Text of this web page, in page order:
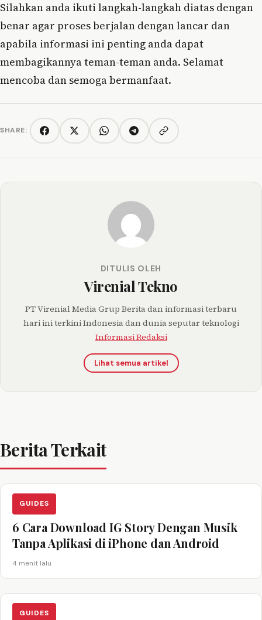
Silahkan anda ikuti langkah-langkah diatas dengan
benar agar proses berjalan dengan lancar dan
apabila informasi ini penting anda dapat
membagikannya teman-teman anda. Selamat
mencoba dan semoga bermanfaat.
SHARE: FacebookTwitter/XWhatsAppTelegramCopy link
DITULIS OLEH
Virenial Tekno
PT Virenial Media Grup Berita dan informasi terbaru
hari ini terkini Indonesia dan dunia seputar teknologi
Informasi Redaksi
Lihat semua artikel
Berita Terkait
GUIDES
6 Cara Download IG Story Dengan Musik
Tanpa Aplikasi di iPhone dan Android
4 menit lalu
GUIDES